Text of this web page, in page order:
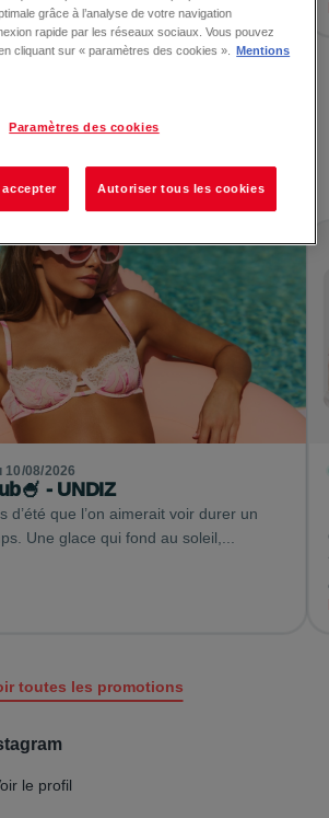
Les promotions
10/08/2026
- UNDIZ
d’été que l’on aimerait voir durer un
Une glace qui fond au soleil,...
toutes les promotions
le profil
grâce à l’analyse de votre navigation
rapide par les réseaux sociaux. Vous pouvez
cliquant sur « paramètres des cookies ».
Mentions
Paramètres des cookies
Autoriser tous les cookies